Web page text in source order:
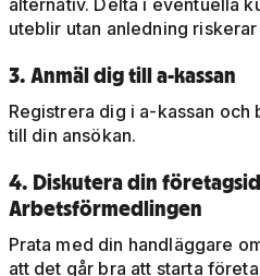
alternativ. Delta i eventuella
uteblir utan anledning
3. Anmäl dig till a-kassan
Registrera dig i a-kassan
till din ansökan.
4. Diskutera din
Arbetsförmedlingen
Prata med din handläggare
att det går bra att starta